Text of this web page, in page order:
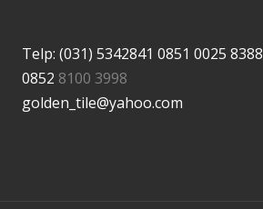
Telp: (031) 5342841 0851 0025 8388
0852 8100 3998
golden_tile@yahoo.com